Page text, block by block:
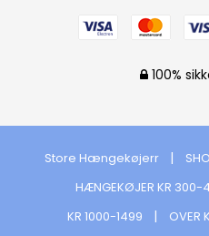
100%
Store Hængekøjerr
HÆNGEKØJER KR 300-
KR 1000-1499
OVER